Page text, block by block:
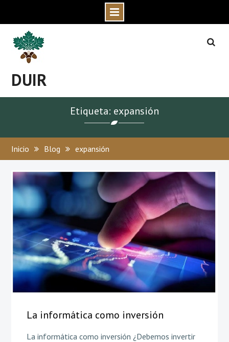
content
DUIR
Etiqueta: expansión
Inicio Blog expansión
La informática como inversión
La informática como inversión ¿Debemos invertir